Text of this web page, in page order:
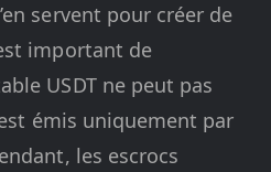
servent pour créer de
important de
USDT ne peut pas
émis uniquement par
les escrocs